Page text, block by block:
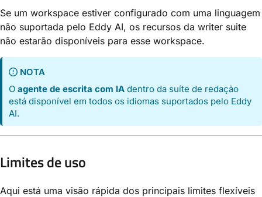
Se um workspace estiver configurado com uma linguagem
não suportada pelo Eddy AI, os recursos da writer suite
não estarão disponíveis para esse workspace.
NOTA
Oagente de escrita com IA dentro da suíte de redação
está disponível em todos os idiomas suportados pelo Eddy
AI.
Limites de uso
Aqui está uma visão rápida dos principais limites flexíveis